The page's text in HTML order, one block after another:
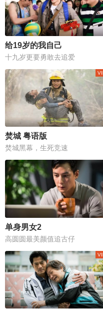
给19岁的我自己
十九岁更要勇敢去追爱
焚城 粤语版
焚城黑幕，生死竞速
单身男女2
高圆圆最美颜值追古仔